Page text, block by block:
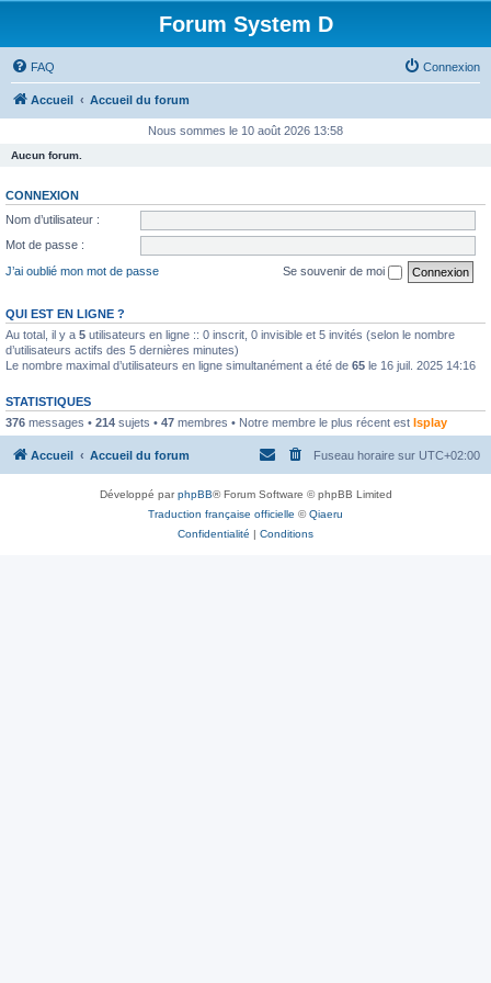
Forum System D
FAQ Connexion
Accueil Accueil du forum
Nous sommes le 10 août 2026 13:58
Aucun forum.
CONNEXION
Nom d’utilisateur :
Mot de passe :
J’ai oublié mon mot de passe
Se souvenir de moi
QUI EST EN LIGNE ?
Au total, il y a 5 utilisateurs en ligne :: 0 inscrit, 0 invisible et 5 invités (selon le nombre
d’utilisateurs actifs des 5 dernières minutes)
Le nombre maximal d’utilisateurs en ligne simultanément a été de 65 le 16 juil. 2025 14:16
STATISTIQUES
376 messages • 214 sujets • 47 membres • Notre membre le plus récent est Isplay
Accueil Accueil du forum Fuseau horaire sur UTC+02:00
Développé parphpBB® Forum Software © phpBB Limited
Traduction française officielle ©Qiaeru
Confidentialité | Conditions